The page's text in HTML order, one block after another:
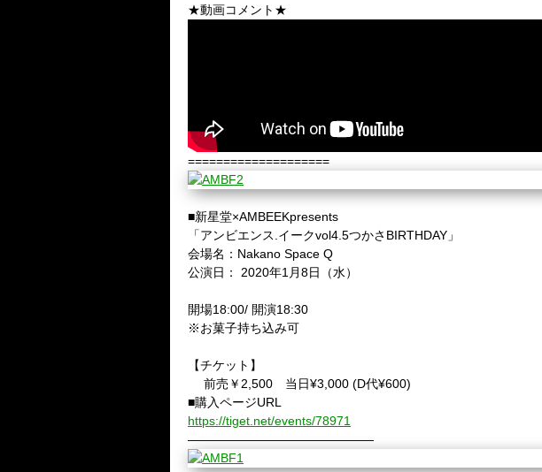
★動画コメント★
====================
■新星堂×AMBEEKpresents
「アンビエンス.イークvol4.5つかさBIRTHDAY」
会場名：Nakano Space Q
公演日： 2020年1月8日（水）
開場18:00/ 開演18:30
※お菓子持ち込み可
【チケット】
前売￥2,500 当日¥3,000 (D代¥600)
■購入ページURL
https://tiget.net/events/78971
———————————————